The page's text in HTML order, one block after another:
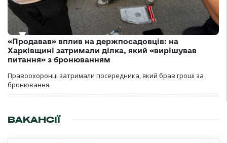
«Продавав» вплив на держпосадовців: на
Харківщині затримали ділка, який «вирішував
питання» з бронюванням
Правоохоронці затримали посередника, який брав гроші за
бронювання.
ВАКАНСІЇ